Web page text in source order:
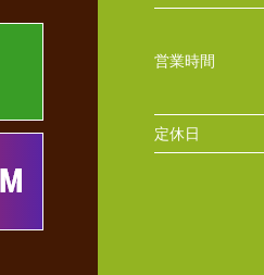
営業時間
定休日